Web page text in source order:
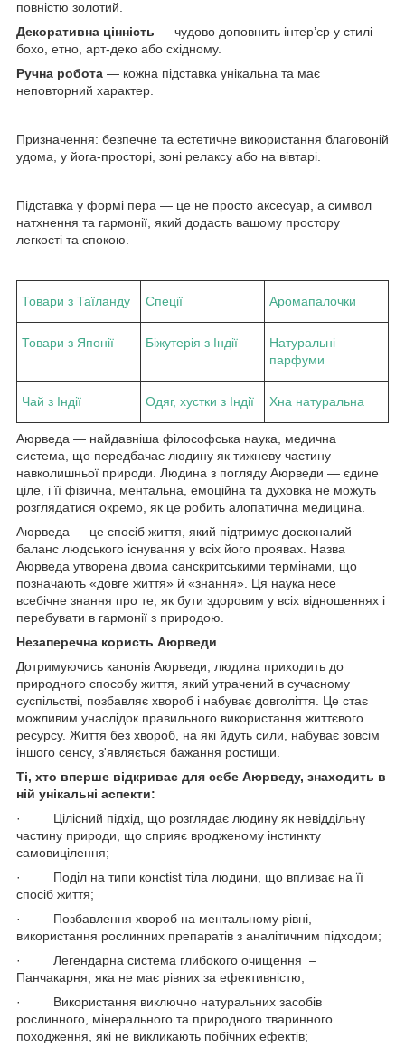
повністю золотий.
Декоративна цінність — чудово доповнить інтер’єр у стилі
бохо, етно, арт-деко або східному.
Ручна робота — кожна підставка унікальна та має
неповторний характер.
Призначення: безпечне та естетичне використання благовоній
удома, у йога-просторі, зоні релаксу або на вівтарі.
Підставка у формі пера — це не просто аксесуар, а символ
натхнення та гармонії, який додасть вашому простору
легкості та спокою.
Товари з Таїланду Спеції Аромапалочки
Товари з Японії Біжутерія з Індії
Натуральні
парфуми
Чай з Індії Одяг, хустки з Індії Хна натуральна
Аюрведа — найдавніша філософська наука, медична
система, що передбачає людину як тижневу частину
навколишньої природи. Людина з погляду Аюрведи — єдине
ціле, і її фізична, ментальна, емоційна та духовка не можуть
розглядатися окремо, як це робить алопатична медицина.
Аюрведа — це спосіб життя, який підтримує досконалий
баланс людського існування у всіх його проявах. Назва
Аюрведа утворена двома санскритськими термінами, що
позначають «довге життя» й «знання». Ця наука несе
всебічне знання про те, як бути здоровим у всіх відношеннях і
перебувати в гармонії з природою.
Незаперечна користь Аюрведи
Дотримуючись канонів Аюрведи, людина приходить до
природного способу життя, який утрачений в сучасному
суспільстві, позбавляє хвороб і набуває довголіття. Це стає
можливим унаслідок правильного використання життєвого
ресурсу. Життя без хвороб, на які йдуть сили, набуває зовсім
іншого сенсу, з'являється бажання ростищи.
Ті, хто вперше відкриває для себе Аюрведу, знаходить в
ній унікальні аспекти:
· Цілісний підхід, що розглядає людину як невіддільну
частину природи, що сприяє вродженому інстинкту
самовицілення;
· Поділ на типи консtist тіла людини, що впливає на її
спосіб життя;
· Позбавлення хвороб на ментальному рівні,
використання рослинних препаратів з аналітичним підходом;
· Легендарна система глибокого очищення –
Панчакарня, яка не має рівних за ефективністю;
· Використання виключно натуральних засобів
рослинного, мінерального та природного тваринного
походження, які не викликають побічних ефектів;